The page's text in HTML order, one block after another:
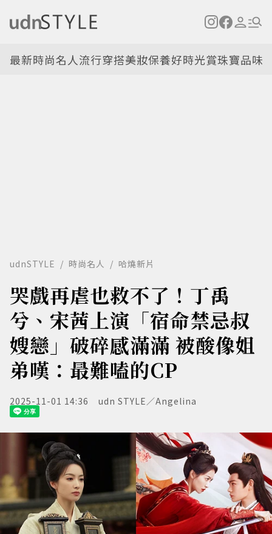
最新時尚名人流行穿搭美妝保養好時光賞珠寶品味
udnSTYLE 時尚名人 哈燒新片
哭戲再虐也救不了！丁禹
兮、宋茜上演「宿命禁忌叔
嫂戀」破碎感滿滿 被酸像姐
弟嘆：最難嗑的CP
2025-11-01 14:36 udn STYLE／Angelina